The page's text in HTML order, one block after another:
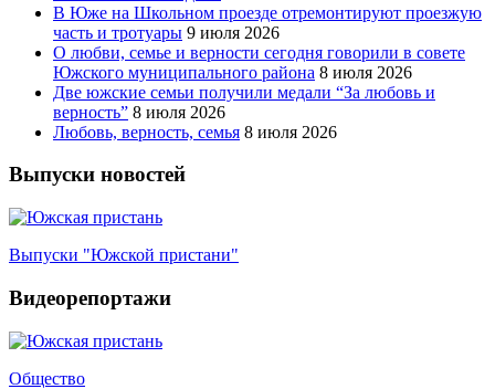
В Юже на Школьном проезде отремонтируют проезжую
часть и тротуары 9 июля 2026
О любви, семье и верности сегодня говорили в совете
Южского муниципального района 8 июля 2026
Две южские семьи получили медали “За любовь и
верность” 8 июля 2026
Любовь, верность, семья 8 июля 2026
Выпуски новостей
Выпуски "Южской пристани"
Видеорепортажи
Общество